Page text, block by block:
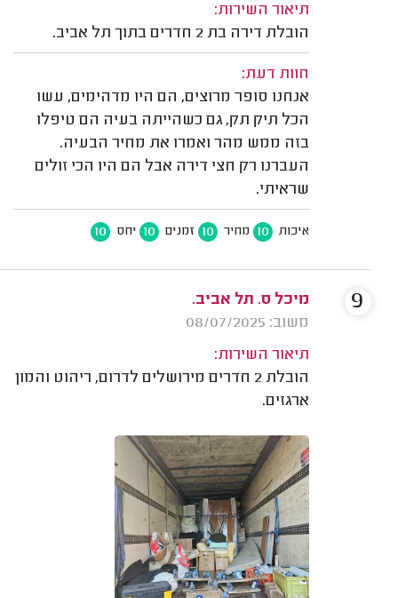
תיאור השירות:
הובלת דירה בת 2 חדרים בתוך תל אביב.
חוות דעת:
אנחנו סופר מרוצים, הם היו מדהימים, עשו
הכל תיק תק, גם כשהייתה בעיה הם טיפלו
בזה ממש מהר ואמרו את מחיר הבעיה.
העברנו רק חצי דירה אבל הם היו הכי זולים
שראיתי.
איכות 10 מחיר 10 זמנים 10 יחס 10
מיכל ס. תל אביב.
משוב: 08/07/2025
תיאור השירות:
הובלת 2 חדרים מירושלים לדרום, ריהוט והמון
ארגזים.
9